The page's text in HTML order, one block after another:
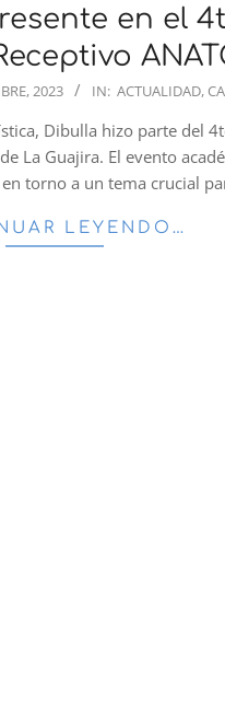
en el
2023 IN: ACTUALIDAD,
Dibulla hizo parte del
La Guajira. El evento
torno a un tema crucial
LEYENDO…